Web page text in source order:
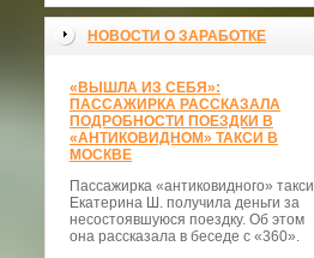
НОВОСТИ О ЗАРАБОТКЕ
«ВЫШЛА ИЗ СЕБЯ»:
ПАССАЖИРКА РАССКАЗАЛА
ПОДРОБНОСТИ ПОЕЗДКИ В
«АНТИКОВИДНОМ» ТАКСИ В
МОСКВЕ
Пассажирка «антиковидного» такси
Екатерина Ш. получила деньги за
несостоявшуюся поездку. Об этом
она рассказала в беседе с «360».